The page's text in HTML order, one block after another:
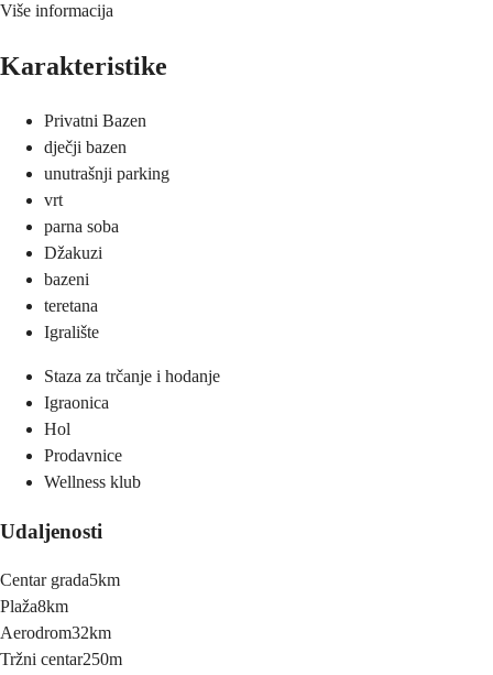
Više informacija
Karakteristike
Privatni Bazen
dječji bazen
unutrašnji parking
vrt
parna soba
Džakuzi
bazeni
teretana
Igralište
Staza za trčanje i hodanje
Igraonica
Hol
Prodavnice
Wellness klub
Udaljenosti
Centar grada5km
Plaža8km
Aerodrom32km
Tržni centar250m